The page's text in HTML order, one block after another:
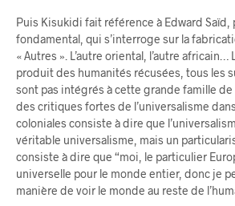
Puis Kisukidi fait référence à Edward Saïd,
fondamental, qui s’interroge sur la
« Autres ». L’autre oriental, l’autre africain…
produit des humanités récusées, tous les
sont pas intégrés à cette grande famille de
des critiques fortes de l’universalisme
coloniales consiste à dire que
véritable universalisme, mais un
consiste à dire que “moi, le particulier
universelle pour le monde entier, donc je
manière de voir le monde au reste de